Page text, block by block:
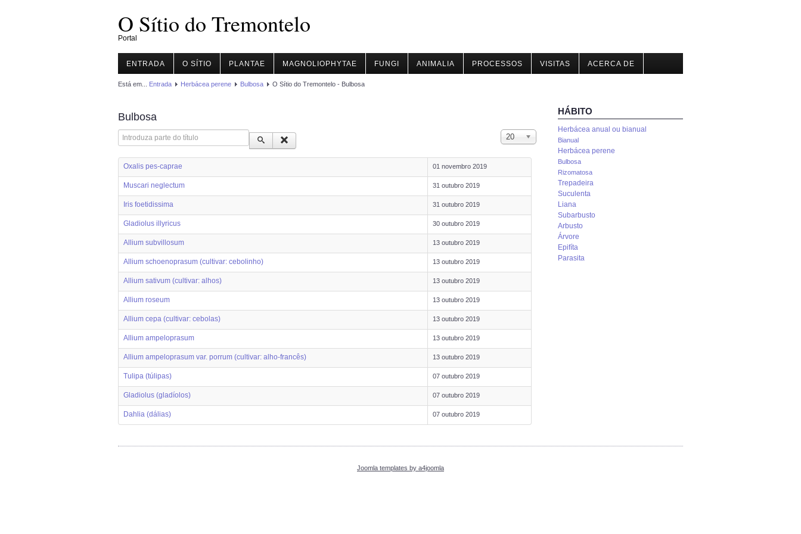
O Sítio do Tremontelo
Portal
ENTRADA O SÍTIO PLANTAE MAGNOLIOPHYTAE FUNGI ANIMALIA PROCESSOS VISITAS ACERCA DE
Está em... Entrada Herbácea perene Bulbosa O Sítio do Tremontelo - Bulbosa
Bulbosa
Introduza parte do título Qtd. a mostrar
20
Oxalis pes-caprae 01 novembro 2019
Muscari neglectum 31 outubro 2019
Iris foetidissima 31 outubro 2019
Gladiolus illyricus 30 outubro 2019
Allium subvillosum 13 outubro 2019
Allium schoenoprasum (cultivar: cebolinho) 13 outubro 2019
Allium sativum (cultivar: alhos) 13 outubro 2019
Allium roseum 13 outubro 2019
Allium cepa (cultivar: cebolas) 13 outubro 2019
Allium ampeloprasum 13 outubro 2019
Allium ampeloprasum var. porrum (cultivar: alho-francês) 13 outubro 2019
Tulipa (túlipas) 07 outubro 2019
Gladiolus (gladíolos) 07 outubro 2019
Dahlia (dálias) 07 outubro 2019
HÁBITO
Herbácea anual ou bianual
Bianual
Herbácea perene
Bulbosa
Rizomatosa
Trepadeira
Suculenta
Liana
Subarbusto
Arbusto
Árvore
Epifíta
Parasita
Joomla templates by a4joomla